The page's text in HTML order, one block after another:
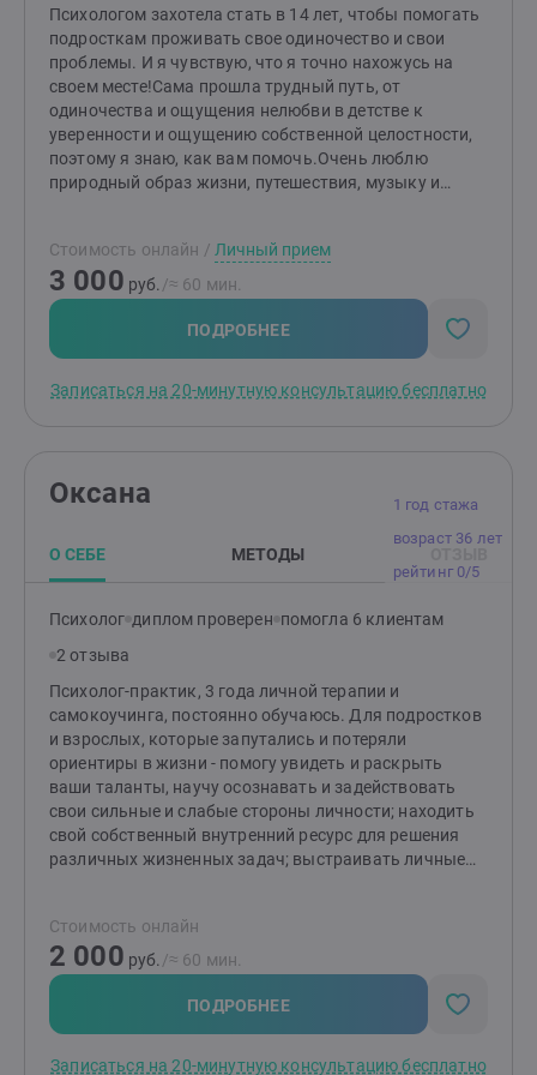
холодность одного из родителейнасилие со стороны
взрослых и братьев/сестер: эмоциональное (крик,
игнорирование, унижение), физическое,
сексуальноедефицит или отсутствие родительского
внимания в детстве (ласки, любви, принятия,
объятий, заботы)смерть значимого взрослого (папа,
мама, любимая бабушка или дедушка, дядя, тетя,
крестная и тд) после которой перевернулся весь
мирвзрослые дети из деструктивных семей (если
наркоманией, игроманией, сексуальной или др.
зависимостями).Что ещё точно важно:Имею
психологическое образование - пролонгированная
консультирование» в Рязанском Государственном
Университете (РГУ) им. С.А. ЕсенинаПовышение
квалификации в Институте практической психологии
психотерапии и тренинга, Профессиональной
Психотерапевтической Лиге и др.Более семи лет
личной и групповой терапии, регулярная работа в
интервизионной и супервизионной группе, работаю
под руководством опытного специалиста
повышать свой профессиональный уровень
Психологом захотела стать в 14 лет, чтобы помогать
подросткам проживать свое одиночество и свои
проблемы. И я чувствую, что я точно нахожусь на
своем месте!Сама прошла трудный путь, от
одиночества и ощущения нелюбви в детстве к
уверенности и ощущению собственной целостности,
поэтому я знаю, как вам помочь.Очень люблю
природный образ жизни, путешествия, музыку и
Стоимость онлайн / Личный прием
3 000 руб. /≈ 60 мин.
ПОДРОБНЕЕ
Записаться на 20-минутную консультацию бесплатно
1 год стажа
возраст 36 лет
рейтинг 0/5
Оксана
О СЕБЕ МЕТОДЫ
Психолог диплом проверен помогла 6 клиентам
2 отзыва
Психолог-практик, 3 года личной терапии и
самокоучинга, постоянно обучаюсь. Для подростков
и взрослых, которые запутались и потеряли
ориентиры в жизни - помогу увидеть и раскрыть
ваши таланты, научу осознавать и задействовать
свои сильные и слабые стороны личности; находить
свой собственный внутренний ресурс для решения
различных жизненных задач; выстраивать личные
счастливой жизни.По-первому образованию я
бухгалтер, долгое время работала в аутсорсинговой
компании, взаимодействовала напрямую с
руководителями компаний и ИП, налоговыми
органами. Знаю устройство корпоративной среды
Стоимость онлайн
2 000 руб. /≈ 60 мин.
ПОДРОБНЕЕ
Записаться на 20-минутную консультацию бесплатно